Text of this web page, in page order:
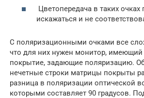
Цветопередача в таких
искажаться и не
С поляризационными очками все
что для них нужен монитор, имеющий
покрытие, задающие поляризацию.
нечетные строки матрицы покрыты
разница в поляризации оптической
которыми составляет 90 градусов.